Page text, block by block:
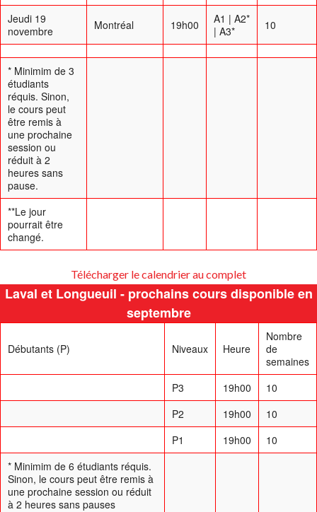
Jeudi 19
novembre
Montréal 19h00
A1 | A2*
| A3*
10
* Minimim de 3
étudiants
réquis. Sinon,
le cours peut
être remis à
une prochaine
session ou
réduit à 2
heures sans
pause.
**Le jour
pourrait être
changé.
Télécharger le calendrier au complet
Laval et Longueuil - prochains cours disponible en
septembre
Débutants (P) Niveaux Heure
Nombre
de
semaines
P3
19h00
10
P2
19h00
10
P1
19h00
10
* Minimim de 6 étudiants réquis.
Sinon, le cours peut être remis à
une prochaine session ou réduit
à 2 heures sans pauses